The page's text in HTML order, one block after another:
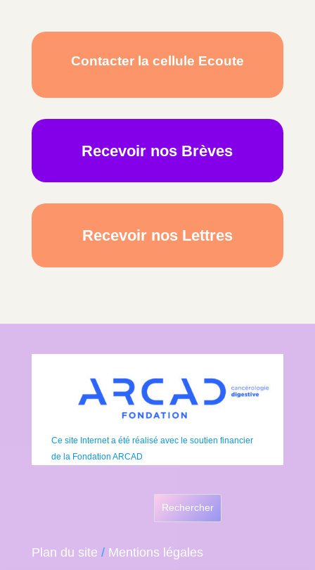
Contacter la cellule Ecoute
Recevoir nos Brèves
Recevoir nos Lettres
Ce site Internet a été réalisé avec le soutien financier
de la Fondation ARCAD
Rechercher
Plan du site / Mentions légales